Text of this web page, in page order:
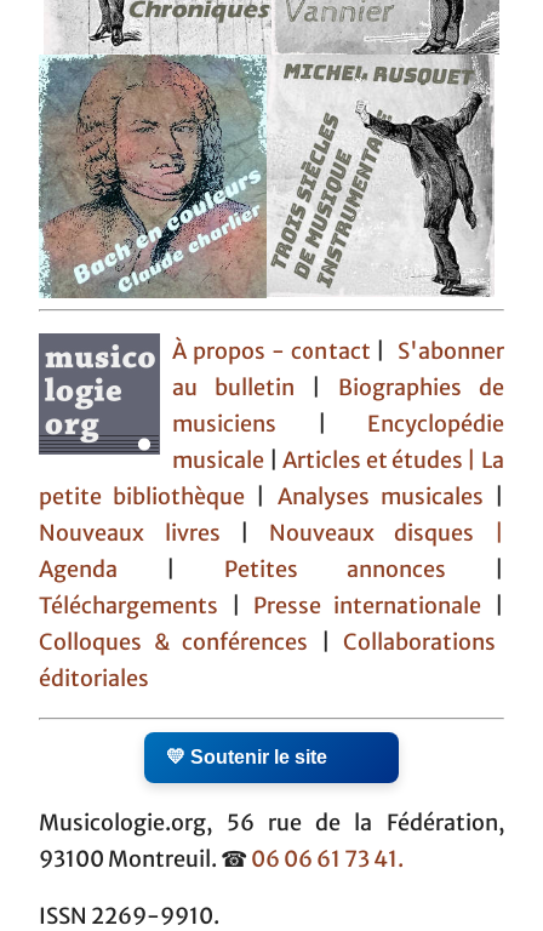
À propos - contact
S'abonner
au bulletin
Biographies de
musiciens
Encyclopédie
musicale |Articles et études | La
petite bibliothèque
Analyses musicales
Nouveaux livres
Nouveaux disques |
Agenda
Petites annonces
Téléchargements
Presse internationale
Colloques & conférences
Collaborations
éditoriales
💛 Soutenir le site
Musicologie.org, 56 rue de la Fédération,
93100 Montreuil. ☎ 06 06 61 73 41.
ISSN 2269-9910.